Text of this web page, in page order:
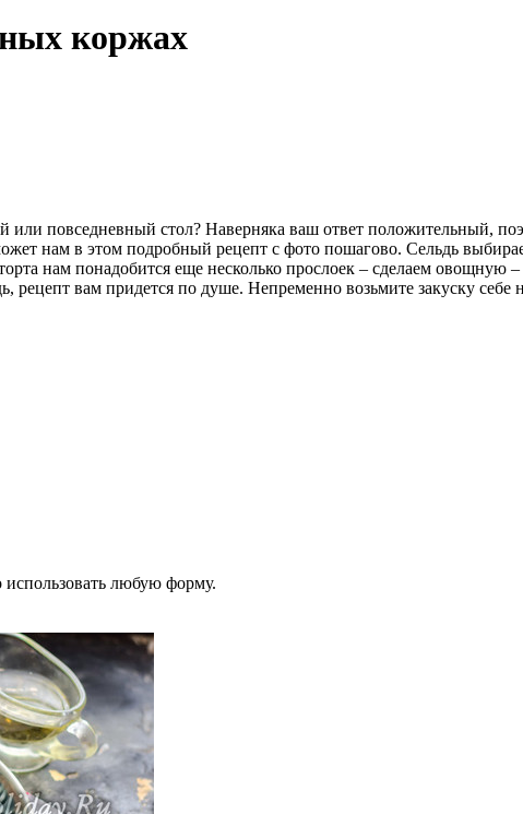
коржах
или повседневный стол? Наверняка ваш ответ положительный,
нам в этом подробный рецепт с фото пошагово. Сельдь
нам понадобится еще несколько прослоек – сделаем
вам придется по душе. Непременно возьмите закуску себе
любую форму.